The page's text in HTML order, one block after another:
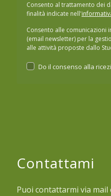
Consento al trattamento dei
finalità indicate nell'
Consento alle comunicazioni
(email newsletter) per la
alle attività proposte dallo
Do il consenso alla
Contattami
Puoi contattarmi via